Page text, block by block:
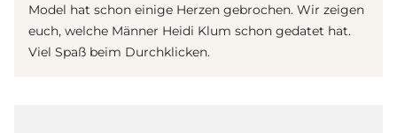
Model hat schon einige Herzen gebrochen. Wir zeigen
euch, welche Männer Heidi Klum schon gedatet hat.
Viel Spaß beim Durchklicken.